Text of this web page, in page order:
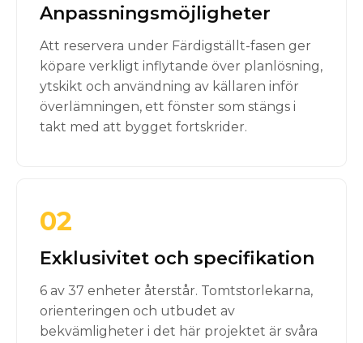
Anpassningsmöjligheter
Att reservera under Färdigställt-fasen ger
köpare verkligt inflytande över planlösning,
ytskikt och användning av källaren inför
överlämningen, ett fönster som stängs i
takt med att bygget fortskrider.
02
Exklusivitet och specifikation
6 av 37 enheter återstår. Tomtstorlekarna,
orienteringen och utbudet av
bekvämligheter i det här projektet är svåra